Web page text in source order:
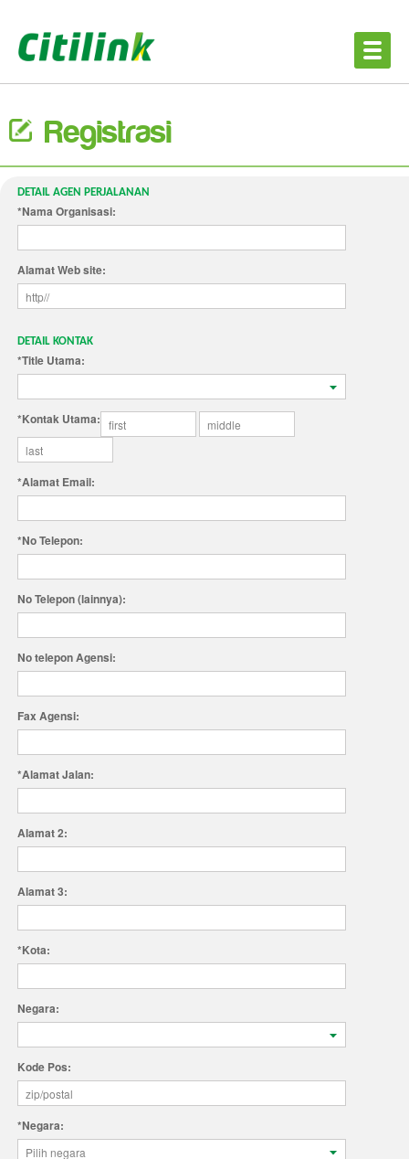
Registrasi
DETAIL AGEN PERJALANAN
*Nama Organisasi:
Alamat Web site:
DETAIL KONTAK
*Title Utama:
*Kontak Utama:
*Alamat Email:
*No Telepon:
No Telepon (lainnya):
No telepon Agensi:
Fax Agensi:
*Alamat Jalan:
Alamat 2:
Alamat 3:
*Kota:
Negara:
Kode Pos:
*Negara:
Pilih negara